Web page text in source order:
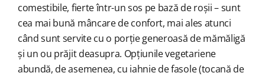
comestibile, fierte într-un sos pe bază de roșii – sunt
cea mai bună mâncare de confort, mai ales atunci
când sunt servite cu o porție generoasă de mămăligă
și un ou prăjit deasupra. Opțiunile vegetariene
abundă, de asemenea, cu iahnie de fasole (tocană de